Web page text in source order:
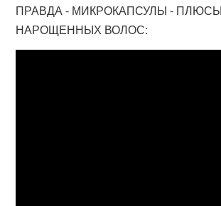
ПРАВДА - МИКРОКАПСУЛЫ -
НАРОЩЕННЫХ ВОЛОС: